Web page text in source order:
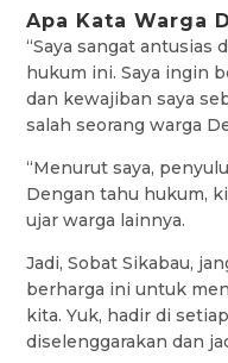
Apa Kata Warga
“Saya sangat antusias
hukum ini. Saya ingin
dan kewajiban saya
salah seorang warga
“Menurut saya,
Dengan tahu hukum,
ujar warga lainnya.
Jadi, Sobat Sikabau,
berharga ini untuk
kita. Yuk, hadir di
diselenggarakan dan